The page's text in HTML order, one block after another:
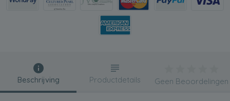
Beschrijving Productdetails Geen Beoordelingen